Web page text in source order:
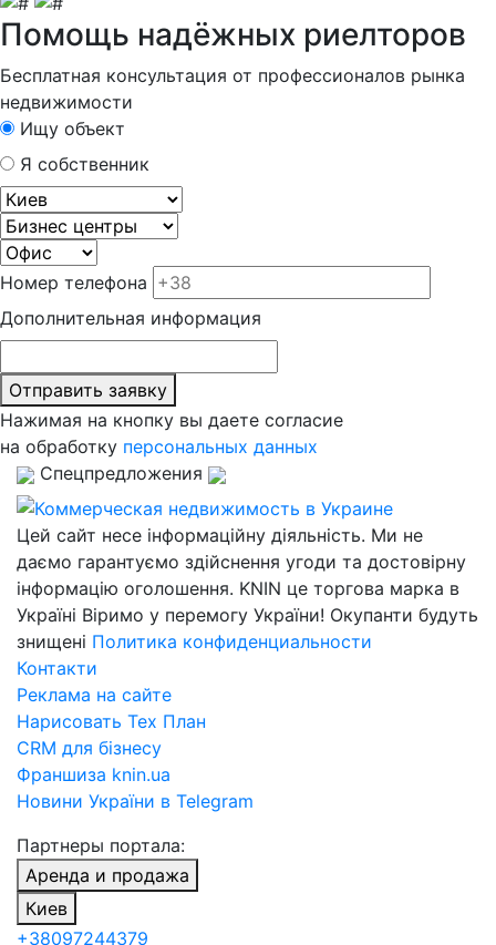
Помощь надёжных риелторов
Бесплатная консультация от профессионалов рынка
недвижимости
Ищу объект
Я собственник
Номер телефона
Дополнительная информация
Отправить заявку
Нажимая на кнопку вы даете согласие
на обработку персональных данных
Спецпредложения
Цей сайт несе інформаційну діяльність. Ми не
даємо гарантуємо здійснення угоди та достовірну
інформацію оголошення. KNIN це торгова марка в
Україні Віримо у перемогу України! Окупанти будуть
знищені Политика конфиденциальности
Контакти
Реклама на сайте
Нарисовать Тех План
CRM для бізнесу
Франшиза knin.ua
Новини України в Telegram
Партнеры портала:
Аренда и продажа
Киев
+38097244379